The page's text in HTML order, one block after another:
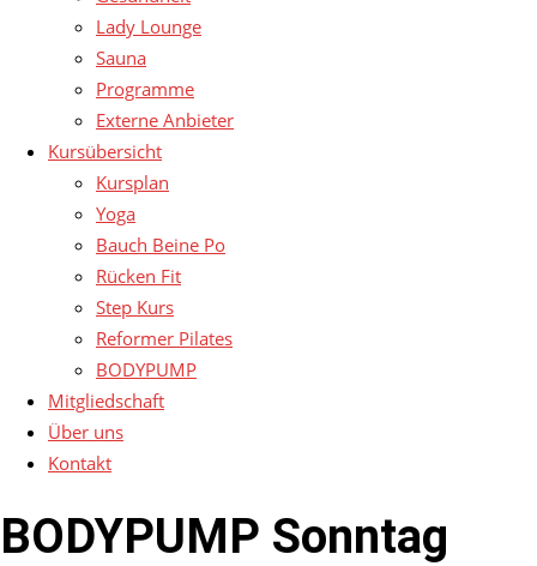
Lady Lounge
Sauna
Programme
Externe Anbieter
Kursübersicht
Kursplan
Yoga
Bauch Beine Po
Rücken Fit
Step Kurs
Reformer Pilates
BODYPUMP
Mitgliedschaft
Über uns
Kontakt
BODYPUMP Sonntag